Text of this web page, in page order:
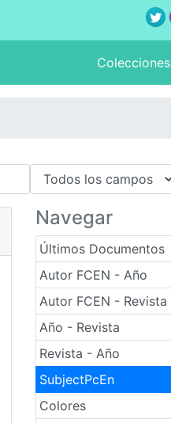
Colecciones
Navegar
Últimos Documentos
Autor FCEN - Año
Autor FCEN - Revista
Año - Revista
Revista - Año
SubjectPcEn
Colores